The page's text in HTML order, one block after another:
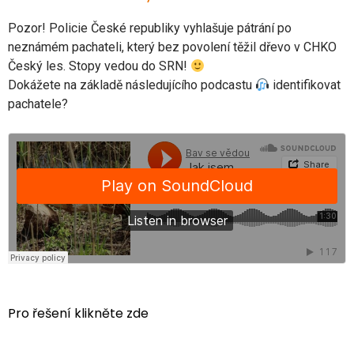
Pozor! Policie České republiky vyhlašuje pátrání po
neznámém pachateli, který bez povolení těžil dřevo v CHKO
Český les. Stopy vedou do SRN!
Dokážete na základě následujícího podcastu
identifikovat
pachatele?
Pro řešení klikněte zde